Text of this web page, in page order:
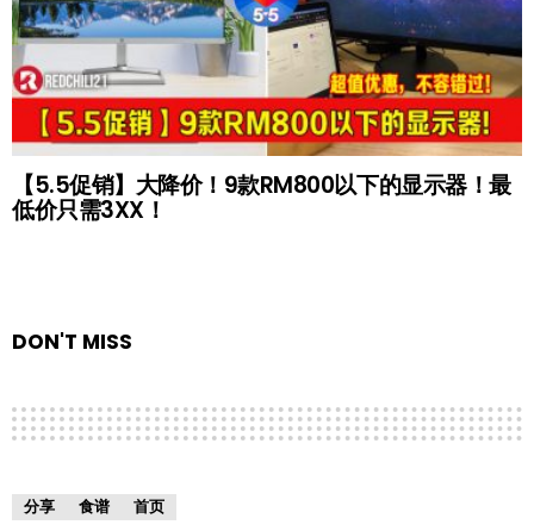
【5.5促销】大降价！9款RM800以下的显示器！最
低价只需3XX！
DON'T MISS
分享 食谱 首页